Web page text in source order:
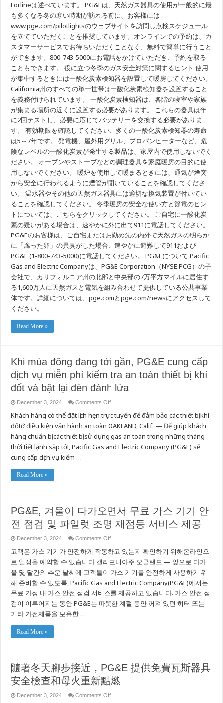
を
行
い
ま
す
Forlineは述べています。 PG&Eは、天然ガス器具の使用が一般的に最
も多くなる冬の寒い時期が訪れる前に、お客様には
www.pge.com/pilotlightsのウェブサイトを訪問し点検スケジュール
を立てていただくことを推奨しています。オンラインでの予約は、カ
スタマーサービスでお待ちいただくことなく、無料で簡単に行うこと
ができます。800-743-5000にお電話をかけていただき、予約を取る
こともできます。 役に立つ冬季のガス安全対策に関するヒント 使用
が集中するときには一酸化炭素検知器を設置して暖房してください。
California州のすべての単一世帯は一酸化炭素検知器を設置すること
を義務付けられています。 一酸化炭素検知器は、各階の寝室や家族
が集まる場所の近くに設置する必要があります。 これらの器具は年
に2回テストし、必要に応じてバッテリーを交換する必要がありま
す。 有効期限を確認してください。多くの一酸化炭素検知器の寿命
は5～7年です。 発電機、屋外用グリル、プロパンヒーターなど、危
険なレベルの一酸化炭素が発生する製品は、家屋内で使用しないでく
ださい。 オーブンやストーブなどの調理器具を家庭暖房の目的に使
用しないでください。 暖炉を使用して暖まるときには、通気が煙突
から安全に行われるように煙管が開いていることを確認してくださ
い。 温水器やその他の天然ガス器具には適切な換気装置が付いてい
ることを確認してください。 冬季暖房の安全な使い方と節電のヒン
トについては、こちらをクリックしてください。 ご自宅に一酸化炭
素の疑いがある場合は、速やかに外に出て911に電話してください。
PG&Eのお客様は、ご自宅またはお勤め先の内外で天然ガスの明らか
に「腐った卵」の異臭がした場合、速やかに避難して911および
PG&E (1-800-743-5000)に電話してください。 PG&Eについて Pacific
Gas and Electric Companyは、PG&E Corporation（NYSE:PCG）の子
会社で、カリフォルニア州の北部と中央部の7万平方マイルに居住す
る1,600万人に天然ガスと電気を組み合わせて提供している公共事業
体です。詳細については、pge.comとpge.com/newsにアクセスして
ください。
Read More »
Khi mùa đông đang tới gần, PG&E cung cấp
dịch vụ miễn phí kiểm tra an toàn thiết bị khí
đốt và bật lại đèn đánh lửa
December 3, 2024 Comments Offon
mùa
đông
đang
gần,
PG&E
cung
thiết
bị
khí
đốt
bật
đèn
lửa
Khách hàng có thể đặt lịch hẹn trực tuyến để đảm bảo các thiết bị khí
đốtở điều kiện vận hành an toàn OAKLAND, Calif. — Để giúp khách
hàng chuẩn bị các thiết bị sử dụng gas an toàn trong những tháng
thời tiết lạnh sắp tới, Pacific Gas and Electric Company (PG&E) sẽ
cung cấp dịch vụ kiểm …
Read More »
PG&E, 겨울이 다가오면서 무료 가스 기기 안
전 점검 및 파일럿 조명 재점등 서비스 제공
December 3, 2024 Comments Offon
겨
이
다
가
면
서
점
검
및
파
고객은 가스 기기가 안전하게 작동하고 있는지 확인하기 위해온라인으
로 일정을 예약할 수 있습니다 캘리포니아주 오클랜드 — 앞으로 다가
올 몇 달간의 추운 날씨에 고객들이 가스 기기를 안전하게 사용하기 위
해 준비할 수 있도록, Pacific Gas and Electric Company(PG&E)에서는
무료 가정 내 가스 안전 점검 서비스를 제공하고 있습니다. 가스 안전 점
검이 이루어지는 동안 PG&E는 따뜻한 계절 동안 꺼져 있던 히터 또는
기타 가전제품을 보유한 …
Read More »
隨著冬天腳步接近，PG&E 提供免費瓦斯器具
安全檢查和母火重新點燃
December 3, 2024 Comments Offon